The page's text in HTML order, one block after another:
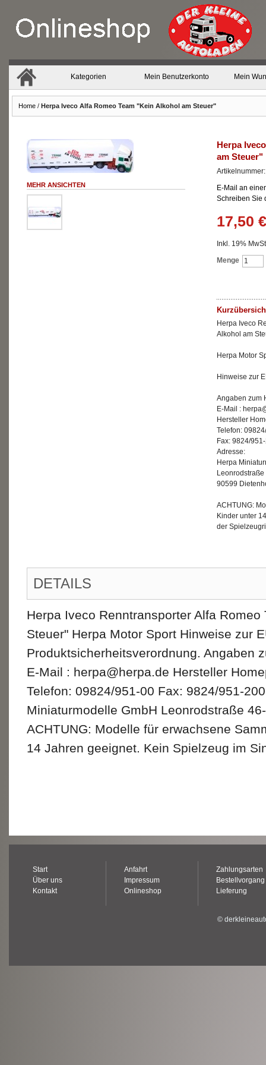
Kategorien Mein Benutzerkonto Mein
Home / Herpa Iveco Alfa Romeo Team "Kein Alkohol am Steuer"
Herpa
am Steuer"
E-Mail an
Schreiben Sie
17,50 €
Inkl. 19%
Menge
Herpa Iveco
Alkohol am
Herpa Motor
Hinweise zur
Angaben zum
E-Mail :
Hersteller
Telefon:
Fax: 9824/
Adresse:
Herpa
90599
ACHTUNG:
Kinder unter
der
MEHR ANSICHTEN
DETAILS
Herpa Iveco Renntransporter Alfa Romeo
Steuer" Herpa Motor Sport Hinweise zur
Produktsicherheitsverordnung. Angaben
E-Mail : herpa@herpa.de Hersteller
Telefon: 09824/951-00 Fax: 9824/951-
Miniaturmodelle GmbH Leonrodstraße
ACHTUNG: Modelle für erwachsene
14 Jahren geeignet. Kein Spielzeug im
Start
Über uns
Kontakt
Anfahrt
Impressum
Onlineshop
Zahlungsarten
Bestellvorgang
Lieferung
©